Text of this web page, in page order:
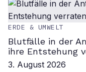
ERDE & UMWELT
Blutfälle in der
ihre Entstehung
3. August 2026